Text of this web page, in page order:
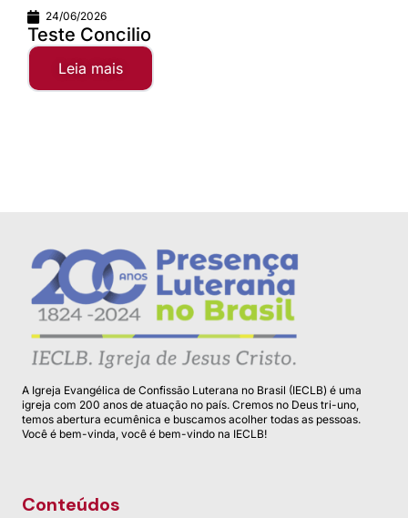
A Igreja Evangélica de Confissão Luterana no Brasil (IECLB) é uma
igreja com 200 anos de atuação no país. Cremos no Deus tri-uno,
temos abertura ecumênica e buscamos acolher todas as pessoas.
Você é bem-vinda, você é bem-vindo na IECLB!
Conteúdos